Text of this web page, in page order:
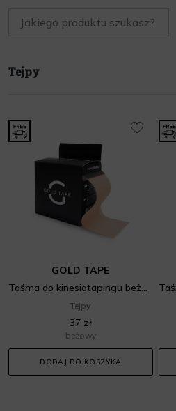
Tejpy
GOLD TAPE
Taśma do kinesiotapingu beżowa
Tejpy
37 zł
beżowy
DODAJ DO KOSZYKA